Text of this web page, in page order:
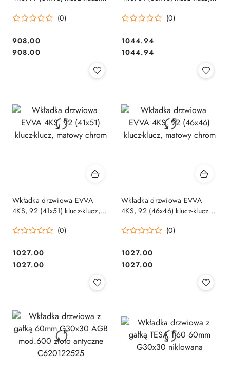
(0)
Cena:
908.00
Cena:
908.00
(0)
Cena:
1044.94
Cena:
1044.94
Wkładka drzwiowa EVVA
4KS, 92 (41x51) klucz-klucz,
(0)
Cena:
1027.00
Cena:
1027.00
Wkładka drzwiowa EVVA
4KS, 92 (46x46) klucz-klucz,
(0)
Cena:
1027.00
Cena:
1027.00